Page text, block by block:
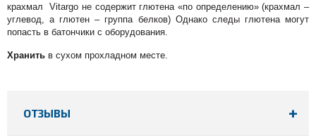
крахмал Vitargo не содержит глютена «по определению» (крахмал –
углевод, а глютен – группа белков) Однако следы глютена могут
попасть в батончики с оборудования.
Хранить в сухом прохладном месте.
ОТЗЫВЫ